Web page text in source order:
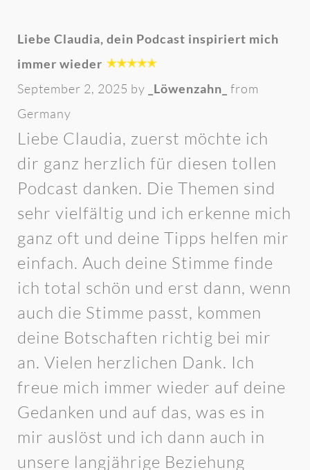
Liebe Claudia, dein Podcast inspiriert mich
immer wieder
September 2, 2025 by
_Löwenzahn_ from
Germany
Liebe Claudia, zuerst möchte ich
dir ganz herzlich für diesen tollen
Podcast danken. Die Themen sind
sehr vielfältig und ich erkenne mich
ganz oft und deine Tipps helfen mir
einfach. Auch deine Stimme finde
ich total schön und erst dann, wenn
auch die Stimme passt, kommen
deine Botschaften richtig bei mir
an. Vielen herzlichen Dank. Ich
freue mich immer wieder auf deine
Gedanken und auf das, was es in
mir auslöst und ich dann auch in
unsere langjährige Beziehung